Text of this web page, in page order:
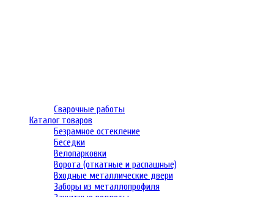
Сварочные работы
Каталог товаров
Безрамное остекление
Беседки
Велопарковки
Ворота (откатные и распашные)
Входные металлические двери
Заборы из металлопрофиля